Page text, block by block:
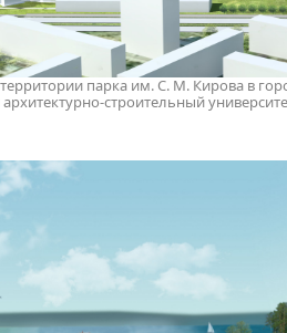
парка им. С. М. Кирова в
строительный